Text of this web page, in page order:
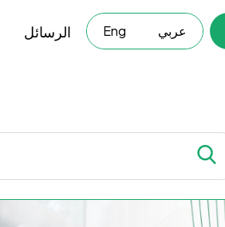
الرسائل Eng عربي